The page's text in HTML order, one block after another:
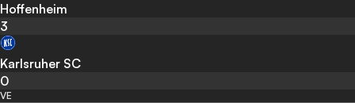
Hoffenheim
3
Karlsruher SC
0
VE